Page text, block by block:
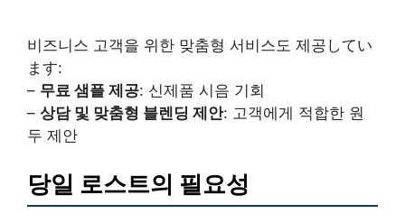
비즈니스 고객을 위한 맞춤형 서비스도 제공してい
ます:
– 무료 샘플 제공: 신제품 시음 기회
– 상담 및 맞춤형 블렌딩 제안: 고객에게 적합한 원
두 제안
당일 로스트의 필요성